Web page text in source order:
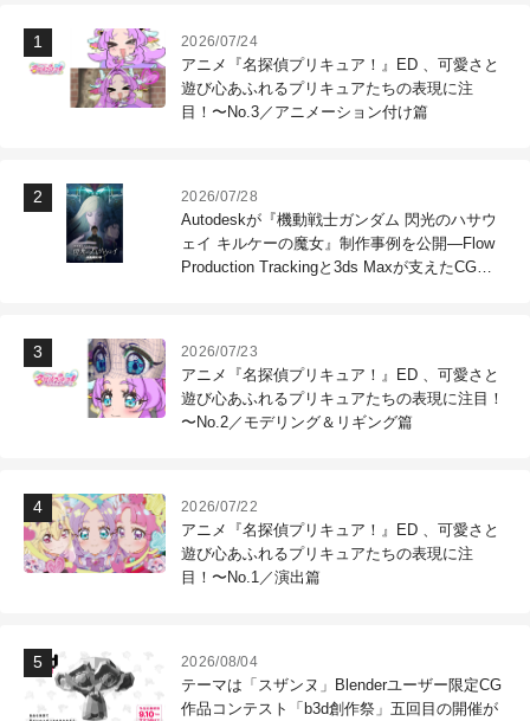
2026/07/24
アニメ『名探偵プリキュア！』ED 、可愛さと
遊び心あふれるプリキュアたちの表現に注
目！〜No.3／アニメーション付け篇
2026/07/28
Autodeskが『機動戦士ガンダム 閃光のハサウ
ェイ キルケーの魔女』制作事例を公開―Flow
Production Trackingと3ds Maxが支えたCG制
2026/07/23
アニメ『名探偵プリキュア！』ED 、可愛さと
遊び心あふれるプリキュアたちの表現に注目！
〜No.2／モデリング＆リギング篇
2026/07/22
アニメ『名探偵プリキュア！』ED 、可愛さと
遊び心あふれるプリキュアたちの表現に注
目！〜No.1／演出篇
2026/08/04
テーマは「スザンヌ」Blenderユーザー限定CG
作品コンテスト「b3d創作祭」五回目の開催が